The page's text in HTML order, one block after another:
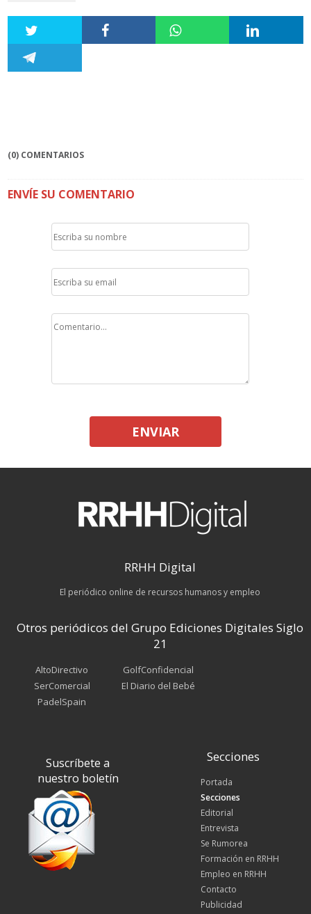
(0) COMENTARIOS
ENVÍE SU COMENTARIO
ENVIAR
RRHH Digital
El periódico online de recursos humanos y empleo
Otros periódicos del Grupo Ediciones Digitales Siglo
21
AltoDirectivo
SerComercial
PadelSpain
GolfConfidencial
El Diario del Bebé
Suscríbete a
nuestro boletín
Secciones
Portada
Secciones
Editorial
Entrevista
Se Rumorea
Formación en RRHH
Empleo en RRHH
Contacto
Publicidad